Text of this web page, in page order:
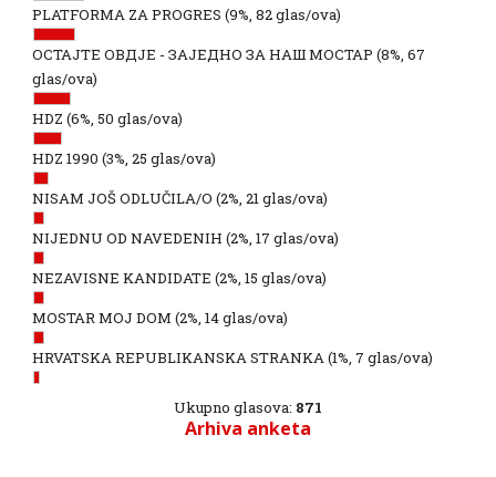
PLATFORMA ZA PROGRES (9%, 82 glas/ova)
ОСТАЈТЕ ОВДЈЕ - ЗАЈЕДНО ЗА НАШ МОСТАР (8%, 67
glas/ova)
HDZ (6%, 50 glas/ova)
HDZ 1990 (3%, 25 glas/ova)
NISAM JOŠ ODLUČILA/O (2%, 21 glas/ova)
NIJEDNU OD NAVEDENIH (2%, 17 glas/ova)
NEZAVISNE KANDIDATE (2%, 15 glas/ova)
MOSTAR MOJ DOM (2%, 14 glas/ova)
HRVATSKA REPUBLIKANSKA STRANKA(1%, 7 glas/ova)
Ukupno glasova: 871
Arhiva anketa